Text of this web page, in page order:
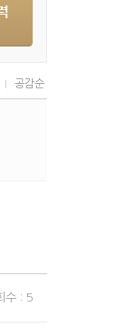
공감순
수 : 5